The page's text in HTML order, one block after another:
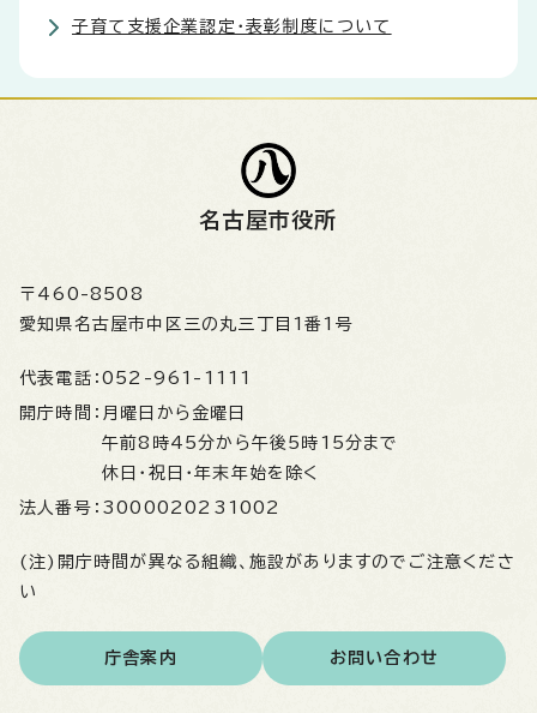
子育て支援企業認定・表彰制度について
名古屋市役所
〒460-8508
愛知県名古屋市中区三の丸三丁目1番1号
代表電話： 052-961-1111
開庁時間： 月曜日から金曜日
午前8時45分から午後5時15分まで
休日・祝日・年末年始を除く
法人番号： 3000020231002
(注)開庁時間が異なる組織、施設がありますのでご注意くださ
い
庁舎案内 お問い合わせ